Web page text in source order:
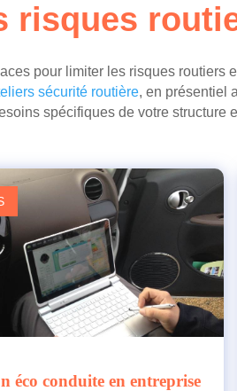
risques
pour limiter les risques routiers
sécurité routière, en présentiel
spécifiques de votre
éco conduite en entreprise